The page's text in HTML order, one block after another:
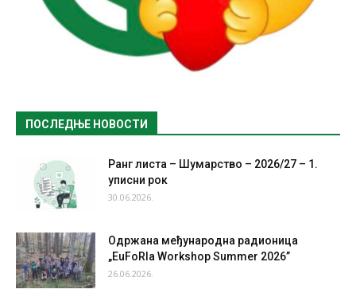
ПОСЛЕДЊЕ НОВОСТИ
Ранг листа – Шумарство – 2026/27 – 1.
уписни рок
30.06.2026.
Одржана међународна радионица
„EuFoRIa Workshop Summer 2026”
26.06.2026.